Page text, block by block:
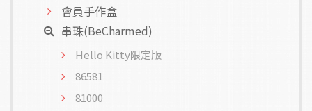
會員手作盒
串珠(BeCharmed)
Hello Kitty限定版
86581
81000